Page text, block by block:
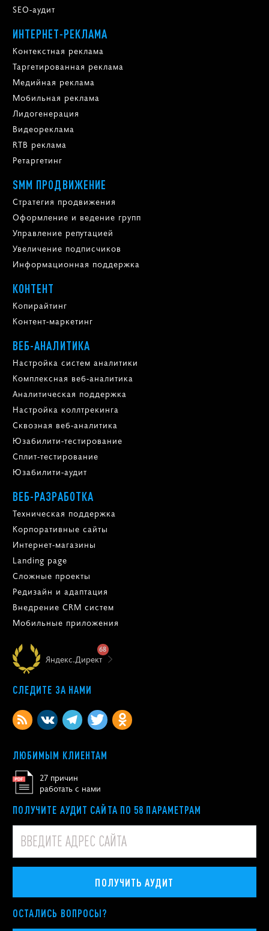
SEO-аудит
ИНТЕРНЕТ-РЕКЛАМА
Контекстная реклама
Таргетированная реклама
Медийная реклама
Мобильная реклама
Лидогенерация
Видеореклама
RTB реклама
Ретаргетинг
SMM ПРОДВИЖЕНИЕ
Стратегия продвижения
Оформление и ведение групп
Управление репутацией
Увеличение подписчиков
Информационная поддержка
КОНТЕНТ
Копирайтинг
Контент-маркетинг
ВЕБ-АНАЛИТИКА
Настройка систем аналитики
Комплексная веб-аналитика
Аналитическая поддержка
Настройка коллтрекинга
Сквозная веб-аналитика
Юзабилити-тестирование
Сплит-тестирование
Юзабилити-аудит
ВЕБ-РАЗРАБОТКА
Техническая поддержка
Корпоративные сайты
Интернет-магазины
Landing page
Сложные проекты
Редизайн и адаптация
Внедрение CRM систем
Мобильные приложения
Яндекс.Директ
68
СЛЕДИТЕ ЗА НАМИ
ЛЮБИМЫМ КЛИЕНТАМ
27 причин
работать с нами
ПОЛУЧИТЕ АУДИТ САЙТА ПО 58 ПАРАМЕТРАМ
ПОЛУЧИТЬ АУДИТ
ОСТАЛИСЬ ВОПРОСЫ?